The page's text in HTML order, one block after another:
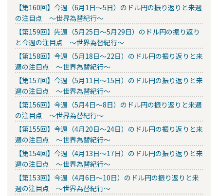
【第160回】今週（6月1日～5日）のドル円の振り返りと来週
の注目点 ～世界為替紀行～
【第159回】先週（5月25日～5月29日）のドル円の振り返り
と今週の注目点 ～世界為替紀行～
【第158回】今週（5月18日～22日）のドル円の振り返りと来
週の注目点 ～世界為替紀行～
【第157回】今週（5月11日～15日）のドル円の振り返りと来
週の注目点 ～世界為替紀行～
【第156回】今週（5月4日～8日）のドル円の振り返りと来週
の注目点 ～世界為替紀行～
【第155回】今週（4月20日～24日）のドル円の振り返りと来
週の注目点 ～世界為替紀行～
【第154回】今週（4月13日～17日）のドル円の振り返りと来
週の注目点 ～世界為替紀行～
【第153回】今週（4月6日～10日）のドル円の振り返りと来
週の注目点 ～世界為替紀行～